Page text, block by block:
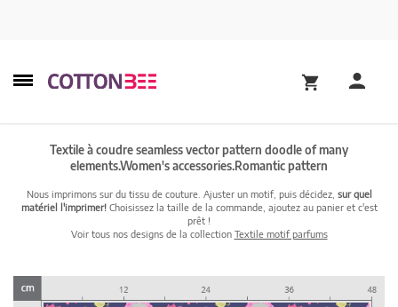
Textile à coudre seamless vector pattern doodle of many
elements.Women's accessories.Romantic pattern
Nous imprimons sur du tissu de couture. Ajuster un motif, puis décidez, sur quel
matériel l'imprimer!Choisissez la taille de la commande, ajoutez au panier et c'est
prêt !
Voir tous nos designs de la collection Textile motif parfums